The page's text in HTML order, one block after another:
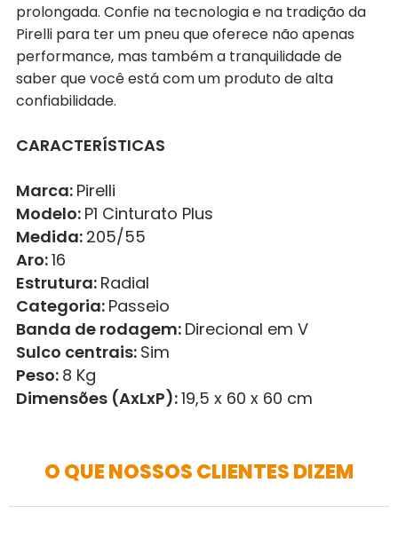
prolongada. Confie na tecnologia e na tradição da
Pirelli para ter um pneu que oferece não apenas
performance, mas também a tranquilidade de
saber que você está com um produto de alta
confiabilidade.
CARACTERÍSTICAS
Marca: Pirelli
Modelo: P1 Cinturato Plus
Medida: 205/55
Aro:16
Estrutura: Radial
Categoria: Passeio
Banda de rodagem: Direcional em V
Sulco centrais: Sim
Peso: 8 Kg
Dimensões (AxLxP):19,5 x 60 x 60 cm
O QUE NOSSOS CLIENTES DIZEM